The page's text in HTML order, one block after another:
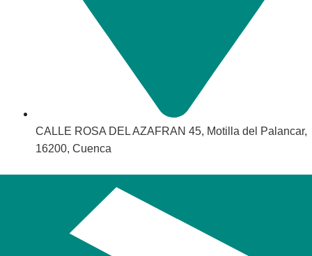
CALLE ROSA DEL AZAFRAN 45, Motilla del Palancar,
16200, Cuenca